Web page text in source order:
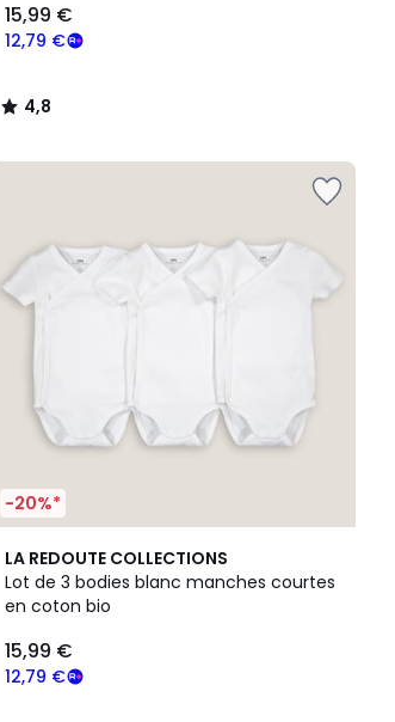
12,79 €
15,99 €
4,8
/
-20%*
LA REDOUTE COLLECTIONS
Lot de 3 bodies blanc manches courtes
en coton bio
12,79 €
15,99 €
4,7
/ 5